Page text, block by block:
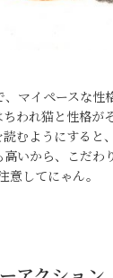
マイペースな性
われ猫と性格が
むようにすると
いから、こだわ
意してにゃん。